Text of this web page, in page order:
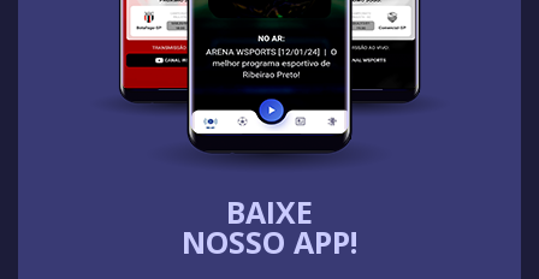
BAIXE
NOSSO APP!